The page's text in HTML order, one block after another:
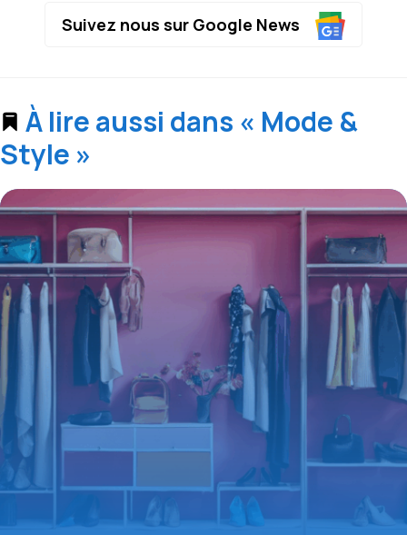
Suivez nous sur Google News
À lire aussi dans « Mode &
Style »